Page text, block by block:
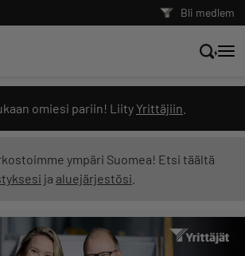
Bli medlem
omiesi pariin! Liity Yrittäjiin
ympäri Suomea! Etsi täältä
ja aluejärjestösi
innehåll och utbildningar